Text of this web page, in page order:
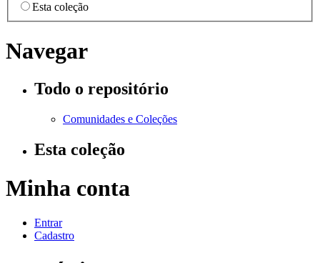
Esta coleção
Navegar
Todo o repositório
Comunidades e Coleções
Esta coleção
Minha conta
Entrar
Cadastro